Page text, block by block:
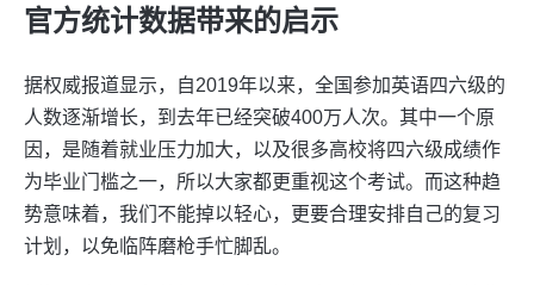
官方统计数据带来的启示
据权威报道显示，自2019年以来，全国参加英语四六级的
人数逐渐增长，到去年已经突破400万人次。其中一个原
因，是随着就业压力加大，以及很多高校将四六级成绩作
为毕业门槛之一，所以大家都更重视这个考试。而这种趋
势意味着，我们不能掉以轻心，更要合理安排自己的复习
计划，以免临阵磨枪手忙脚乱。